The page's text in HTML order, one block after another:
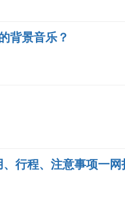
背景音乐？
行程、注意事项一网